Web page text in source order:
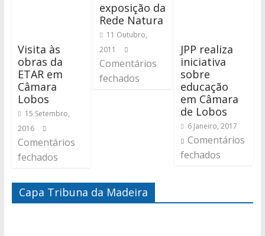
Visita às
obras da
ETAR em
Câmara
Lobos
15 Setembro,
2016
Comentários
fechados
exposição da
Rede Natura
11 Outubro,
2011
Comentários
fechados
JPP realiza
iniciativa
sobre
educação
em Câmara
de Lobos
6 Janeiro, 2017
Comentários
fechados
Capa Tribuna da Madeira